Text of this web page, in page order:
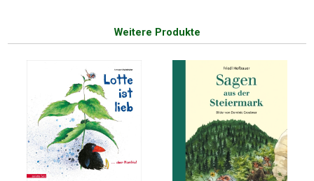
Weitere Produkte